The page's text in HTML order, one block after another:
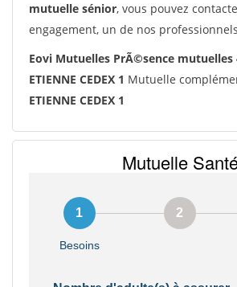
mutuelle sénior, vous pouvez
engagement, un de nos
Eovi Mutuelles PrÃ©sence mutuelles
ETIENNE CEDEX 1 Mutuelle
ETIENNE CEDEX 1